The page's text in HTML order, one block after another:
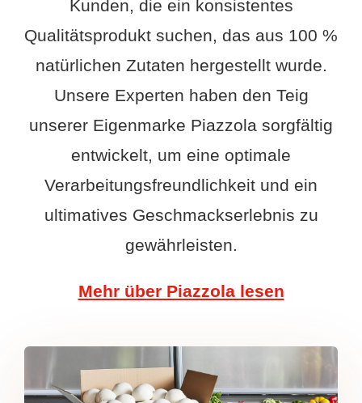
Kunden, die ein konsistentes
Qualitätsprodukt suchen, das aus 100 %
natürlichen Zutaten hergestellt wurde.
Unsere Experten haben den Teig
unserer Eigenmarke Piazzola sorgfältig
entwickelt, um eine optimale
Verarbeitungsfreundlichkeit und ein
ultimatives Geschmackserlebnis zu
gewährleisten.
Mehr über Piazzola lesen